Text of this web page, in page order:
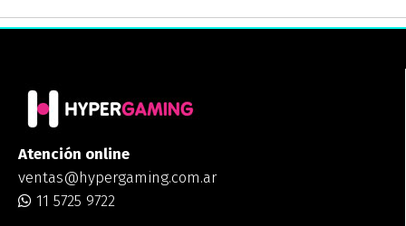
Atención online
ventas@hypergaming.com.ar
11 5725 9722